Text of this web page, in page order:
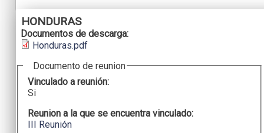
HONDURAS
Documentos de descarga:
Honduras.pdf
Documento de reunion
Vinculado a reunión:
Si
Reunion a la que se encuentra vinculado:
III Reunión